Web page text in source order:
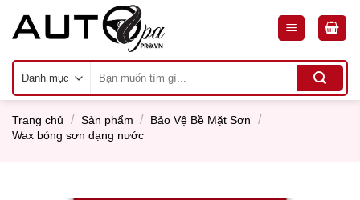
kiếm:
Trang chủ / Sản phẩm / Bảo Vệ Bề Mặt Sơn /
Wax bóng sơn dạng nước